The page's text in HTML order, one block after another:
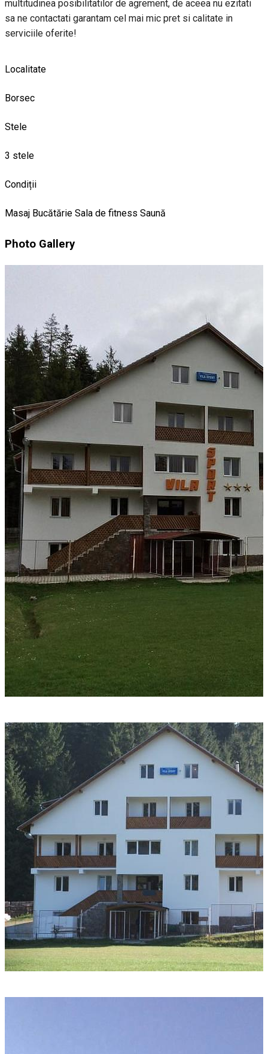
multitudinea posibilitatilor de agrement, de aceea nu ezitati
sa ne contactati garantam cel mai mic pret si calitate in
serviciile oferite!
Localitate
Borsec
Stele
3 stele
Condiții
Masaj Bucătărie Sala de fitness Saună
Photo Gallery